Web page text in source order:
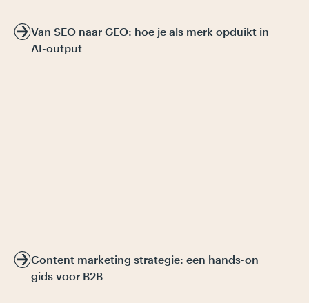
Van SEO naar GEO: hoe je als merk opduikt in
AI-output
Content marketing strategie: een hands-on
gids voor B2B